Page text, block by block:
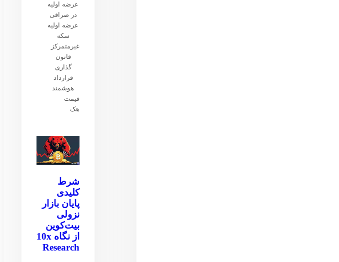
عرضه اولیه
در صرافی
عرضه اولیه
سکه
غیرمتمرکز
قانون
گذاری
قرارداد
هوشمند
قیمت
هک
شرط
کلیدی
پایان بازار
نزولی
بیت‌کوین
از نگاه 10x
Research